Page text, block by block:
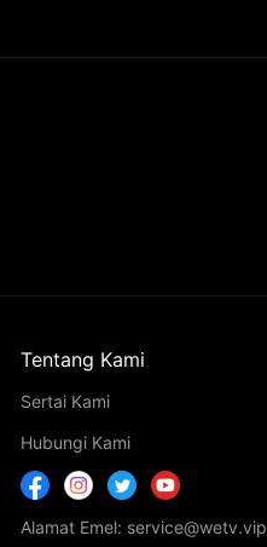
Tentang Kami
Sertai Kami
Hubungi Kami
Alamat Emel: service@wetv.vip